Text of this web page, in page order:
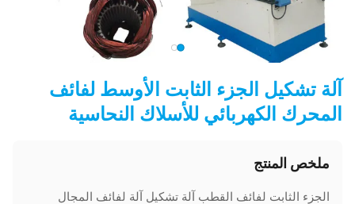
آلة تشكيل الجزء الثابت الأوسط لفائف
المحرك الكهربائي للأسلاك النحاسية
ملخص المنتج
الجزء الثابت لفائف القطب آلة تشكيل آلة لفائف المجال